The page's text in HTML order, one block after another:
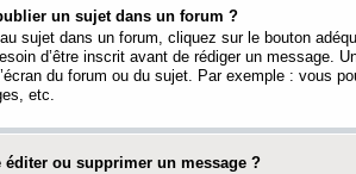
un sujet dans un forum ?
sujet dans un forum, cliquez sur le bouton
d’être inscrit avant de rédiger un message.
du forum ou du sujet. Par exemple : vous
etc.
éditer ou supprimer un message ?